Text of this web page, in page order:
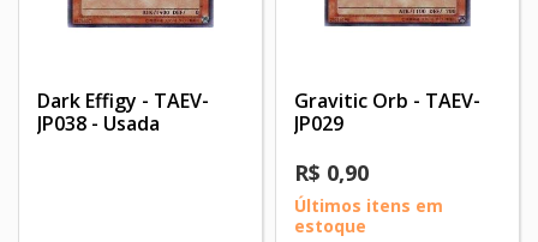
Dark Effigy - TAEV-
JP038 - Usada
Gravitic Orb - TAEV-
JP029
R$ 0,90
Últimos itens em
estoque